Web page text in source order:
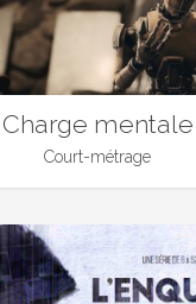
Charge mentale
Court-métrage